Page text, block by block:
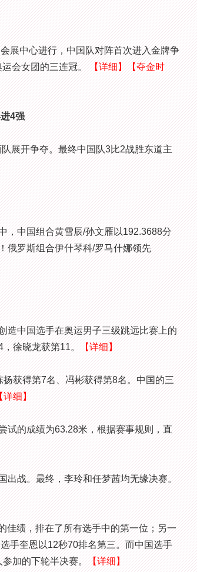
中心进行，中国队对阵首次进入金牌争
会女团的三连冠。
【详细】
【夺金时
4强
开争夺。最终中国队3比2战胜东道主
中国组合黄雪辰/孙文雁以192.3688分
俄罗斯组合伊什琴科/罗马什娜领先
中国选手在奥运男子三级跳远比赛上的
徐晓龙获第11。
【详细】
获得第7名、冯彬获得第8名。中国的三
详细】
的成绩为63.28米，根据赛事规则，直
战。最终，李玲和任梦茜均无缘决赛。
绩，排在了所有选手中的第一位；另一
手奎恩以12秒70排名第三。而中国选手
加的下轮半决赛。
【详细】